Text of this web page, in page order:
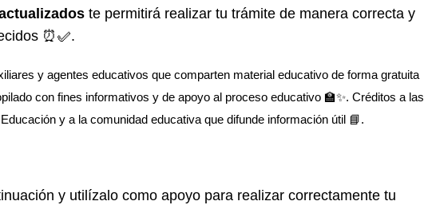
te permitirá realizar tu trámite de manera correcta y
⏰✅.
y agentes educativos que comparten material educativo de forma gratuita
con fines informativos y de apoyo al proceso educativo 🏫✨. Créditos a las
y a la comunidad educativa que difunde información útil 📘.
y utilízalo como apoyo para realizar correctamente tu